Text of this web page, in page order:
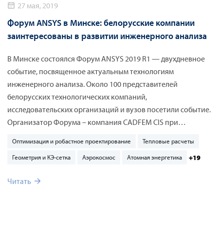
27 мая, 2019
Форум ANSYS в Минске: белорусские компании
заинтересованы в развитии инженерного анализа
В Минске состоялся Форум ANSYS 2019 R1 — двухдневное
событие, посвященное актуальным технологиям
инженерного анализа. Около 100 представителей
белорусских технологических компаний,
исследовательских организаций и вузов посетили событие.
Организатор Форума – компания CADFEM CIS при
Национальной академии наук Беларуси. В первый день
Форума участники посетили доклады, посвященные
Rocky DEM. Во второй день в формате мастер-классов
Оптимизация и робастное проектирование Тепловые расчеты
Геометрия и КЭ-сетка Аэрокосмос Атомная энергетика +19
Читать